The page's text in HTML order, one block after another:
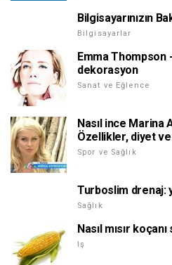
Bilgisayarınızın
Bilgisayarlar
Emma Thompson
dekorasyon
Sanat ve Eğlence
Nasıl ince Marina
Özellikler, diyet
Spor ve Sağlık
Turboslim drenaj:
Sağlık
Nasıl mısır
Iş